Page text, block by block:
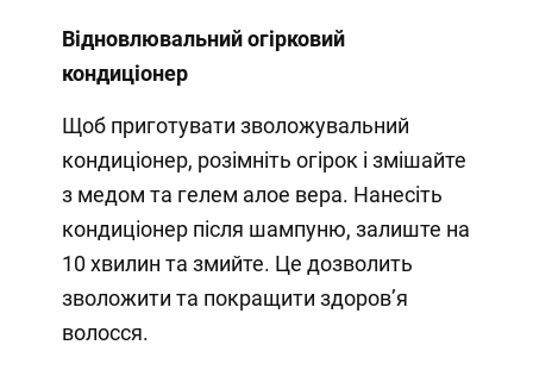
Відновлювальний огірковий
кондиціонер
Щоб приготувати зволожувальний
кондиціонер, розімніть огірок і змішайте
з медом та гелем алое вера. Нанесіть
кондиціонер після шампуню, залиште на
10 хвилин та змийте. Це дозволить
зволожити та покращити здоров’я
волосся.